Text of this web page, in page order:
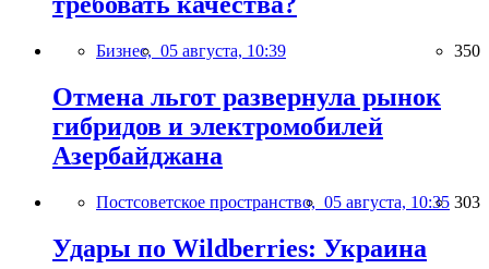
Бизнес, 05 августа, 10:39 350
Отмена льгот развернула рынок
гибридов и электромобилей
Азербайджана
Постсоветское пространство, 05 августа, 10:35 303
Удары по Wildberries: Украина